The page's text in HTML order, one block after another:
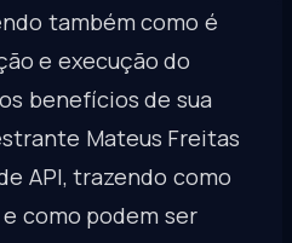
também como é
e execução do
benefícios de sua
Mateus Freitas
API, trazendo como
como podem ser